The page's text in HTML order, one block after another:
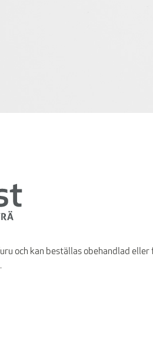
och kan beställas obehandlad